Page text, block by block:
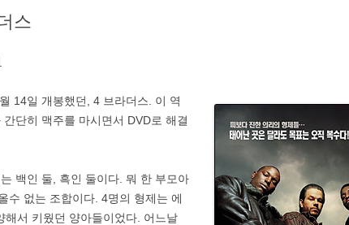
스
14일 개봉했던, 4 브라더스. 이 역
단히 맥주를 마시면서 DVD로 해결
백인 둘, 흑인 둘이다. 뭐 한 부모아
수 없는 조합이다. 4명의 형제는 에
해서 키웠던 양아들이었다. 어느날